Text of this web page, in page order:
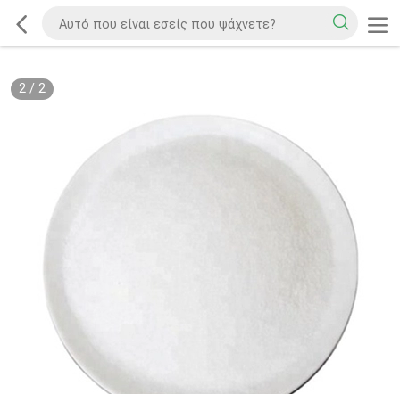
2/ 2